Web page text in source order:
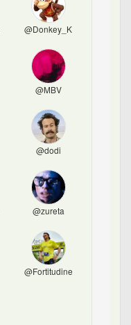
@Donkey_K
@MBV
@dodi
@zureta
@Fortitudine